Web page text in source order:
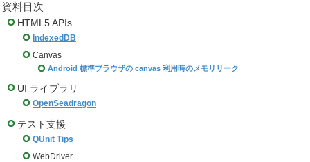
資料目次
HTML5 APIs
IndexedDB
Canvas
Android 標準ブラウザの canvas 利用時のメモリリーク
UI ライブラリ
OpenSeadragon
テスト支援
QUnit Tips
WebDriver